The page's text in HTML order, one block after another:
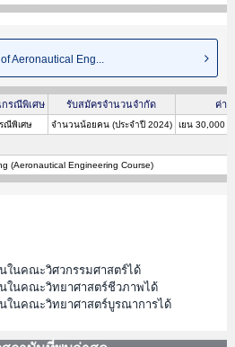
Aeronautical Eng...
กรณีพิเศษ รับสมัครจำนวนจำกัด ค่า
ณีพิเศษ จำนวนน้อยคน (ประจำปี 2024) เยน 30,000 (
(Aeronautical Engineering Course)
ในคณะวิศวกรรมศาสตร์ได้
ในคณะวิทยาศาสตร์ชีวภาพได้
ในคณะวิทยาศาสตร์บูรณาการได้